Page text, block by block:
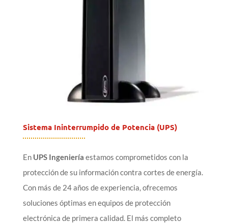
Sistema Ininterrumpido de Potencia (UPS)
En UPS Ingeniería estamos comprometidos con la
protección de su información contra cortes de energía.
Con más de 24 años de experiencia, ofrecemos
soluciones óptimas en equipos de protección
electrónica de primera calidad. El más completo